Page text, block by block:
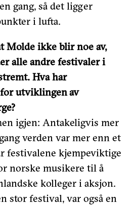
gang, så det ligger
i lufta.
Molde ikke blir noe av,
alle andre festivaler i
Hva har
utviklingen av
igjen: Antakeligvis mer
verden var mer enn et
festivalene kjempeviktige
norske musikere til å
kolleger i aksjon.
stor festival, var også en